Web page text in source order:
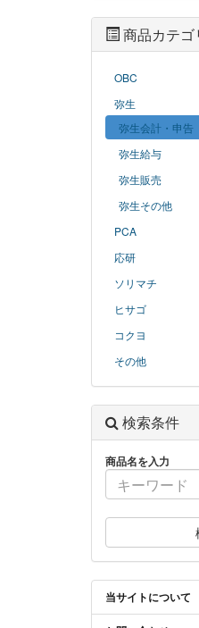
商品カテゴ
OBC
弥生
弥生会計・申告
弥生給与
弥生販売
弥生その他
PCA
応研
ソリマチ
ヒサゴ
コクヨ
その他
検索条件
商品名を入力
当サイトについて